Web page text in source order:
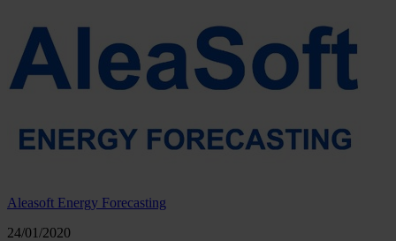
Aleasoft Energy Forecasting
24/01/2020